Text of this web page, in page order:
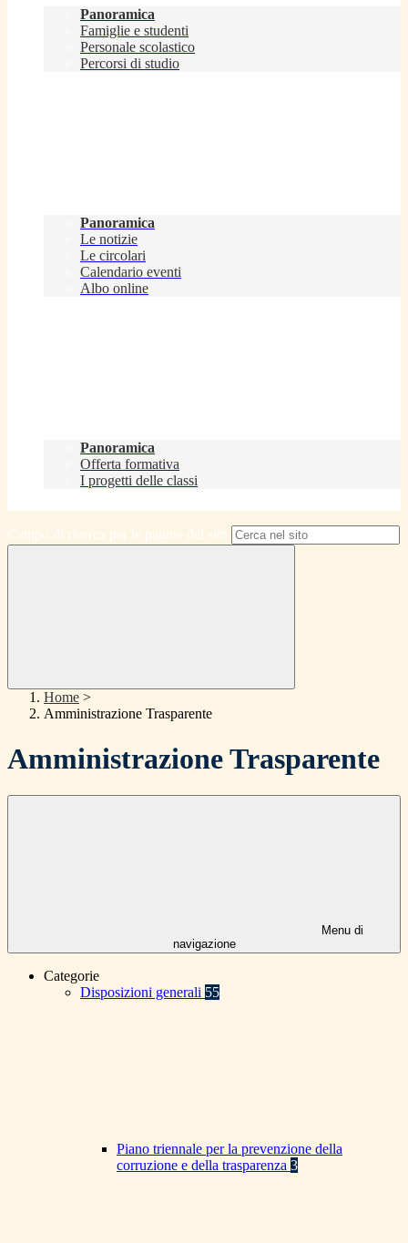
Panoramica
Famiglie e studenti
Personale scolastico
Percorsi di studio
Panoramica
Le notizie
Le circolari
Calendario eventi
Albo online
Panoramica
Offerta formativa
I progetti delle classi
Campo di ricerca per le pagine del sito
Home >
Amministrazione Trasparente
Amministrazione Trasparente
Menu di
navigazione
Categorie
Disposizioni generali 55
Piano triennale per la prevenzione della
corruzione e della trasparenza 3